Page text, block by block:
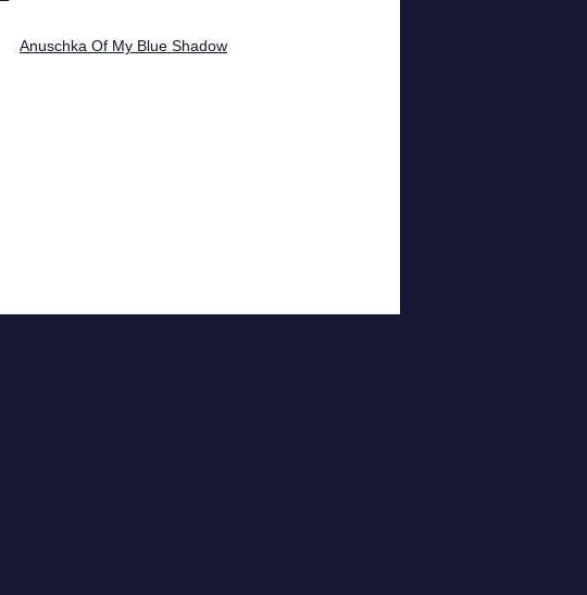
Anuschka Of My Blue Shadow